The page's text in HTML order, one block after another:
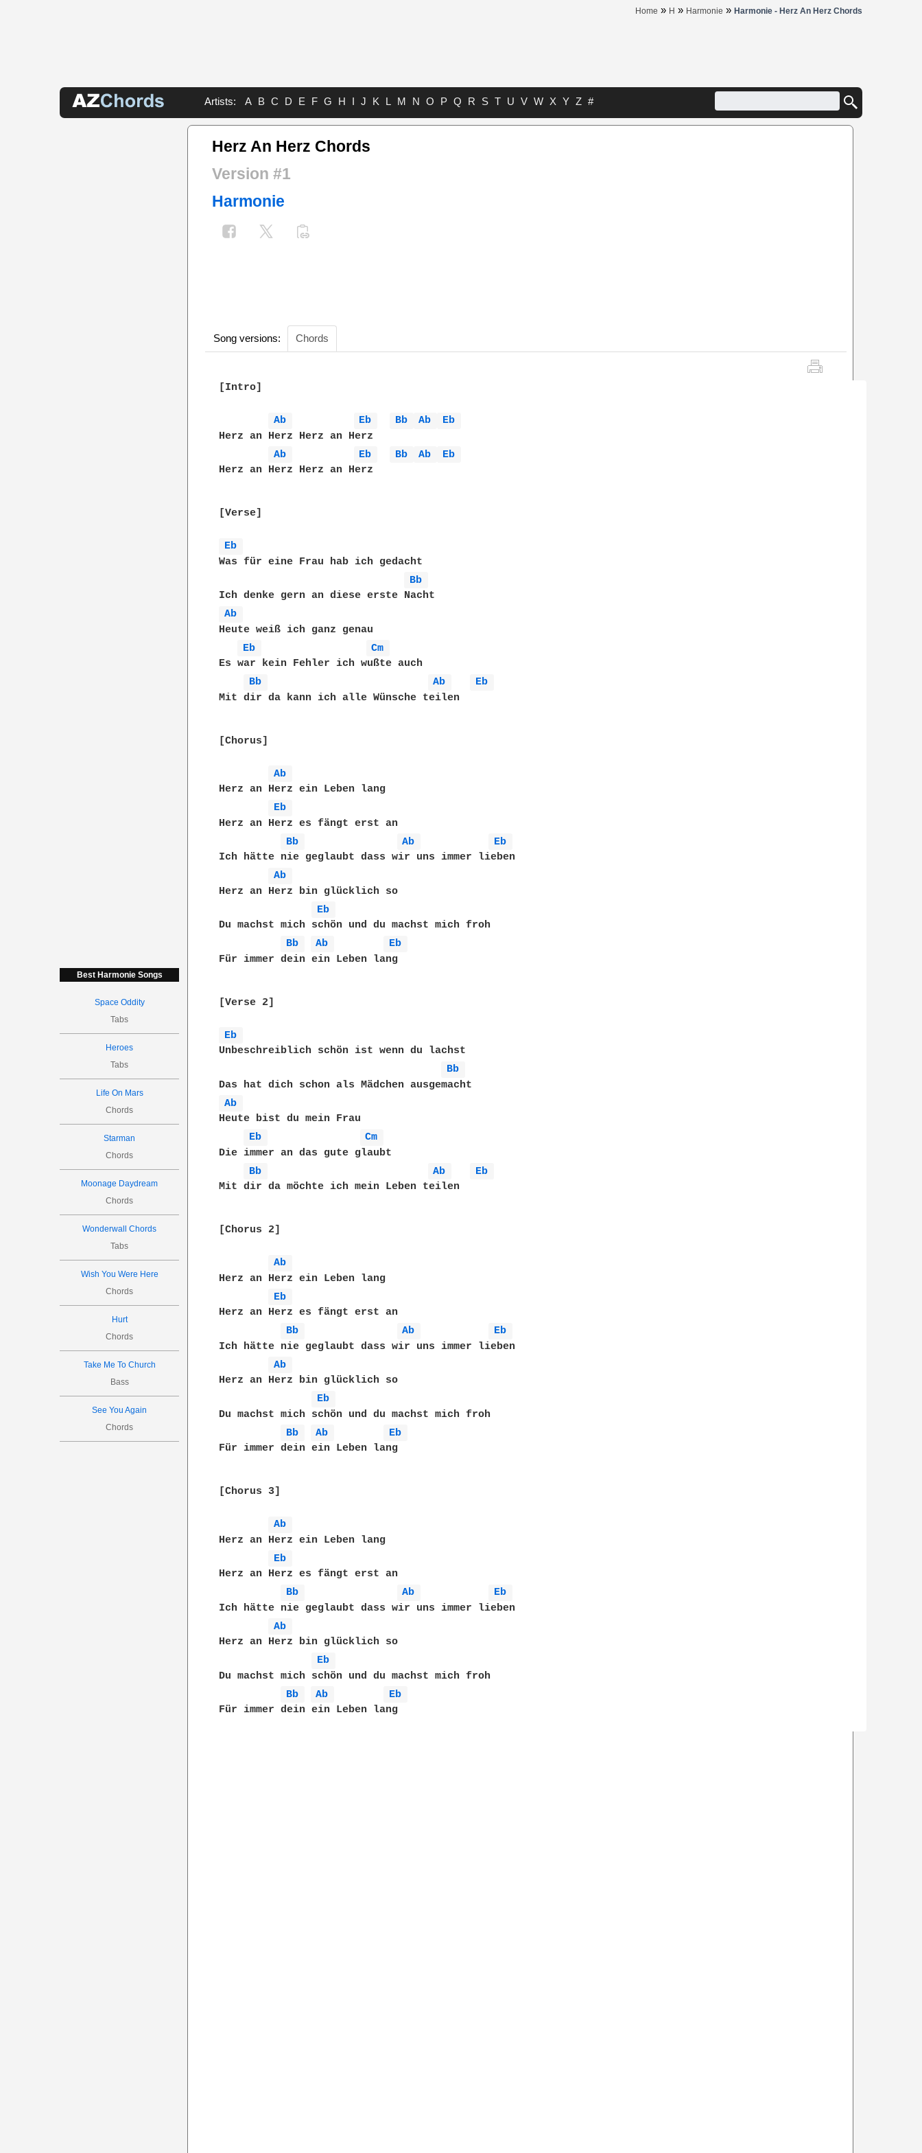
Home » H » Harmonie » Harmonie - Herz An Herz Chords
Artists: A B C D E F G H I J K L M N O P Q R S T U V W X Y Z #
Best Harmonie Songs
Space Oddity
Tabs
Heroes
Tabs
Life On Mars
Chords
Starman
Chords
Moonage Daydream
Chords
Wonderwall Chords
Tabs
Wish You Were Here
Chords
Hurt
Chords
Take Me To Church
Bass
See You Again
Chords
Herz An Herz Chords
Version #1
Harmonie
Song versions: Chords
[Intro]
Ab Eb Bb Ab
Eb
Herz an Herz Herz an Herz
Ab
Eb Bb Ab
Eb
Herz an Herz Herz an Herz
[Verse]
Eb
Was für eine Frau hab ich gedacht
Bb
Ab
Heute weiß ich ganz genau
Eb
Cm
Es war kein Fehler ich wußte auch
Bb
Ab
Eb
Mit dir da kann ich alle Wünsche teilen
[Chorus]
Ab
Herz an Herz ein Leben lang
Eb
Herz an Herz es fängt erst an
Bb
Ab
Eb
Ich hätte nie geglaubt dass wir uns immer lieben
Ab
Herz an Herz bin glücklich so
Eb
Du machst mich schön und du machst mich froh
Bb
Ab
Eb
Für immer dein ein Leben lang
[Verse 2]
Eb
Unbeschreiblich schön ist wenn du lachst
Bb
Ab
Heute bist du mein Frau
Eb
Cm
Die immer an das gute glaubt
Bb
Ab
Eb
Mit dir da möchte ich mein Leben teilen
[Chorus 2]
Ab
Herz an Herz ein Leben lang
Eb
Herz an Herz es fängt erst an
Bb
Ab
Eb
Ich hätte nie geglaubt dass wir uns immer lieben
Ab
Herz an Herz bin glücklich so
Eb
Du machst mich schön und du machst mich froh
Bb
Ab
Eb
Für immer dein ein Leben lang
[Chorus 3]
Ab
Herz an Herz ein Leben lang
Eb
Herz an Herz es fängt erst an
Bb
Ab
Eb
Ich hätte nie geglaubt dass wir uns immer lieben
Ab
Herz an Herz bin glücklich so
Eb
Du machst mich schön und du machst mich froh
Bb
Ab
Eb
Für immer dein ein Leben lang